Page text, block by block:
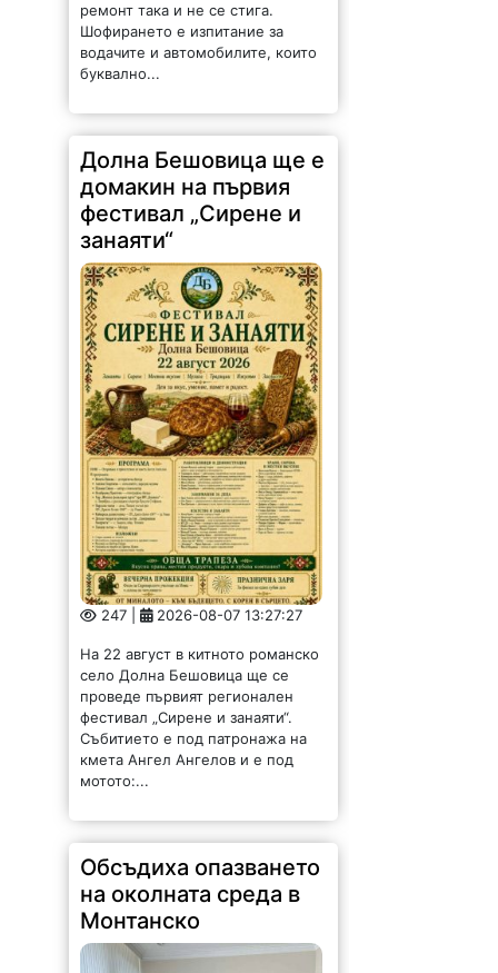
ремонт така и не се стига.
Шофирането е изпитание за
водачите и автомобилите, които
буквално...
Долна Бешовица ще е
домакин на първия
фестивал „Сирене и
занаяти“
247 | 2026-08-07 13:27:27
На 22 август в китното романско
село Долна Бешовица ще се
проведе първият регионален
фестивал „Сирене и занаяти“.
Събитието е под патронажа на
кмета Ангел Ангелов и е под
мотото:...
Обсъдиха опазването
на околната среда в
Монтанско